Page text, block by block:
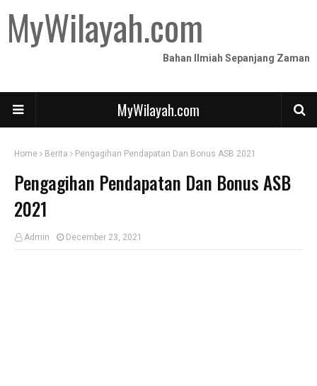
MyWilayah.com
Bahan Ilmiah Sepanjang Zaman
MyWilayah.com
Home Berita Pengagihan Pendapatan Dan Bonus ASB 2021
Pengagihan Pendapatan Dan Bonus ASB
2021
Admin December 23, 2021